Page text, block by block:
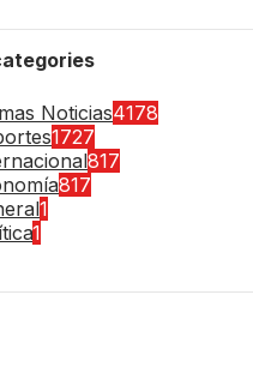
Noticias4178
1727
817
817
1
1